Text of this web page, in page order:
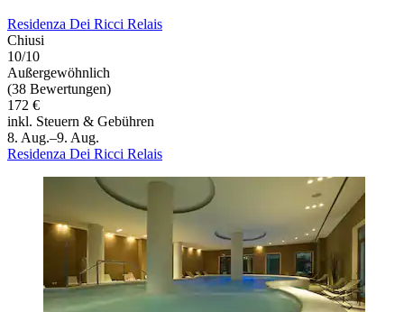
Residenza Dei Ricci Relais
Chiusi
10/10
Außergewöhnlich
(38 Bewertungen)
172 €
inkl. Steuern & Gebühren
8. Aug.–9. Aug.
Residenza Dei Ricci Relais